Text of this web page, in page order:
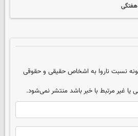
نسبت ناروا به اشخاص حقیقی و حقوقی
یا غیر مرتبط با خبر باشد منتشر نمی‌شود.